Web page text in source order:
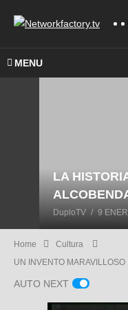
MENU
LA
DuploTV 9
Home
Cultura
UN INVENTO MARAVILLOSO
AUTO NEXT